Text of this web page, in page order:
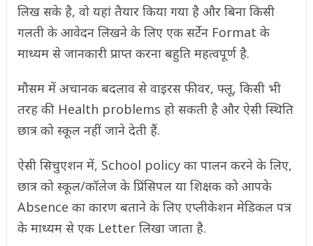
लिख सके है, वो यहां तैयार किया गया है और बिना किसी
गलती के आवेदन लिखने के लिए एक सर्टेन Format के
माध्यम से जानकारी प्राप्त करना बहुति महत्वपूर्ण है.
मौसम में अचानक बदलाव से वाइरस फीवर, फ्लू, किसी भी
तरह की Health problems हो सकती है और ऐसी स्थिति
छात्र को स्कूल नहीं जाने देती हैं.
ऐसी सिचुएशन में, School policy का पालन करने के लिए,
छात्र को स्कूल/कॉलेज के प्रिंसिपल या शिक्षक को आपके
Absence का कारण बताने के लिए एप्लीकेशन मेडिकल पत्र
के माध्यम से एक Letter लिखा जाता है.